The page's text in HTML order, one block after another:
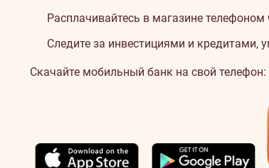
Расплачивайтесь в магазине телефоном
Следите за инвестициями и кредитами,
Скачайте мобильный банк на свой телефон: